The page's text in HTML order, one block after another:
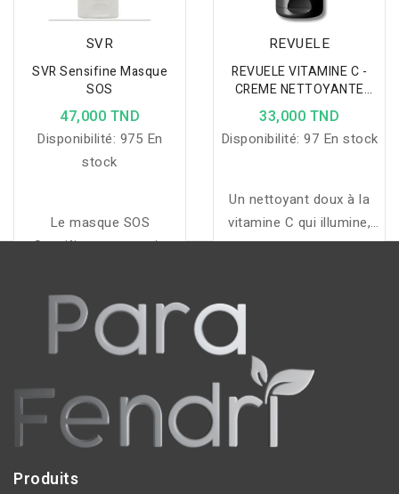
SVR
SVR Sensifine Masque
SOS
47,000 TND
Disponibilité: 975 En
stock
Le masque SOS
Sensifine est un soin
laboratoire SVR. Il
convient particulièrement
aux peaux sensibles et
réactives, ainsi qu'aux
peaux intolérantes ou
poly-allergiques. Il s'agit
d'un masque hydratant
apaisant à l'effet intense
et immédiat
REVUELE
REVUELE VITAMINE C -
CREME NETTOYANTE
VISAGE ECLAIRCISSANTE
& PURIFIANTE 150ML
33,000 TND
Disponibilité: 97 En stock
Un nettoyant doux à la
vitamine C qui illumine,
purifie et prépare la peau
Produits